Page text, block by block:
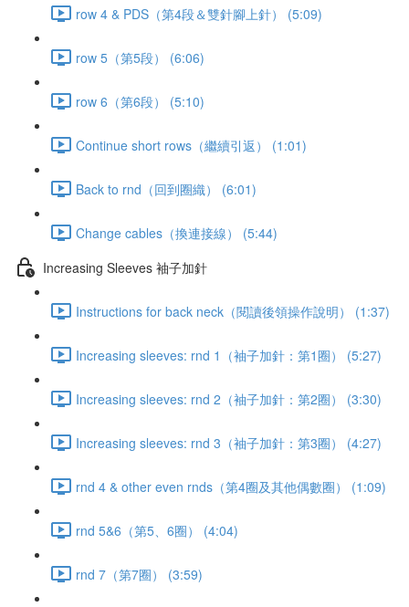
row 4 & PDS（第4段＆雙針腳上針） (5:09)
row 5（第5段） (6:06)
row 6（第6段） (5:10)
Continue short rows（繼續引返） (1:01)
Back to rnd（回到圈織） (6:01)
Change cables（換連接線） (5:44)
Increasing Sleeves 袖子加針
Instructions for back neck（閱讀後領操作說明） (1:37)
Increasing sleeves: rnd 1（袖子加針：第1圈） (5:27)
Increasing sleeves: rnd 2（袖子加針：第2圈） (3:30)
Increasing sleeves: rnd 3（袖子加針：第3圈） (4:27)
rnd 4 & other even rnds（第4圈及其他偶數圈） (1:09)
rnd 5&6（第5、6圈） (4:04)
rnd 7（第7圈） (3:59)